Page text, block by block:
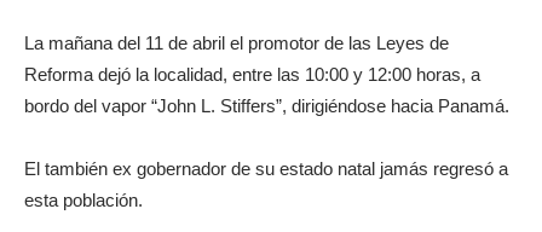
La mañana del 11 de abril el promotor de las Leyes de
Reforma dejó la localidad, entre las 10:00 y 12:00 horas, a
bordo del vapor “John L. Stiffers”, dirigiéndose hacia Panamá.
El también ex gobernador de su estado natal jamás regresó a
esta población.